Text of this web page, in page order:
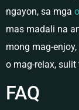
ngayon, sa mga
mas madali na
mong mag-
o mag-relax,
FAQ